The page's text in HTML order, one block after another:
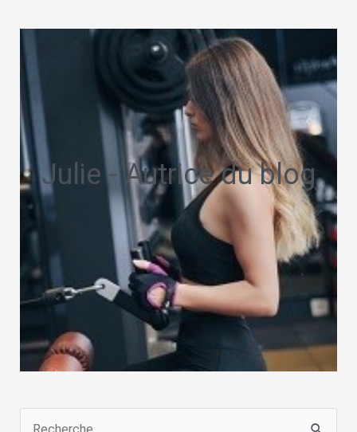
Julie - Autrice du blog